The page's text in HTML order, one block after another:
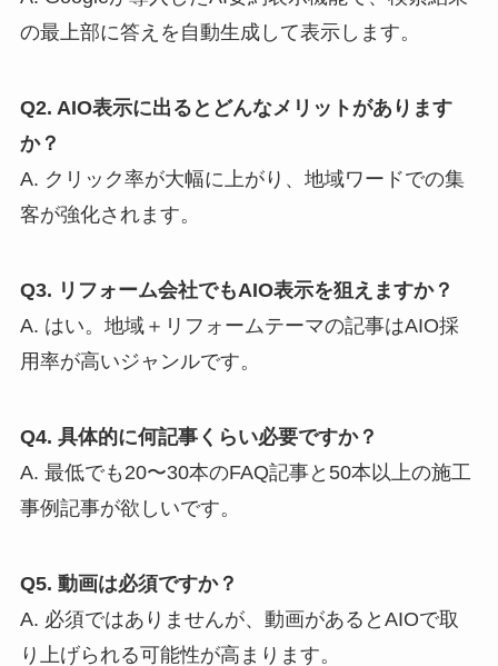
の最上部に答えを自動生成して表示します。
Q2. AIO表示に出るとどんなメリットがあります
か？
A. クリック率が大幅に上がり、地域ワードでの集
客が強化されます。
Q3. リフォーム会社でもAIO表示を狙えますか？
A. はい。地域＋リフォームテーマの記事はAIO採
用率が高いジャンルです。
Q4. 具体的に何記事くらい必要ですか？
A. 最低でも20〜30本のFAQ記事と50本以上の施工
事例記事が欲しいです。
Q5. 動画は必須ですか？
A. 必須ではありませんが、動画があるとAIOで取
り上げられる可能性が高まります。